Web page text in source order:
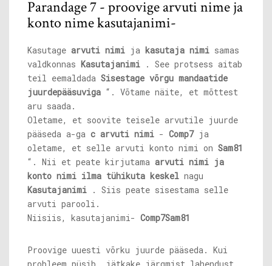
Parandage 7 - proovige arvuti nime ja
konto nime kasutajanimi-
Kasutage arvuti nimi ja kasutaja nimi samas
valdkonnas Kasutajanimi . See protsess aitab
teil eemaldada Sisestage võrgu mandaatide
juurdepääsuviga “. Võtame näite, et mõttest
aru saada.
Oletame, et soovite teisele arvutile juurde
pääseda a-ga c arvuti nimi - Comp7ja
oletame, et selle arvuti konto nimi on Sam81
“. Nii et peate kirjutama arvuti nimi ja
konto nimi ilma tühikuta keskel nagu
Kasutajanimi . Siis peate sisestama selle
arvuti parooli.
Niisiis, kasutajanimi- Comp7Sam81
Proovige uuesti võrku juurde pääseda. Kui
probleem püsib, jätkake järgmist lahendust.